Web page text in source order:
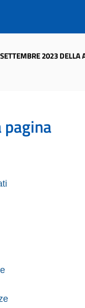
2023 DELLA
pagina